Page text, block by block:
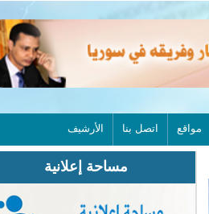
مواقع اتصل بنا الأرشيف
مساحة إعلانية